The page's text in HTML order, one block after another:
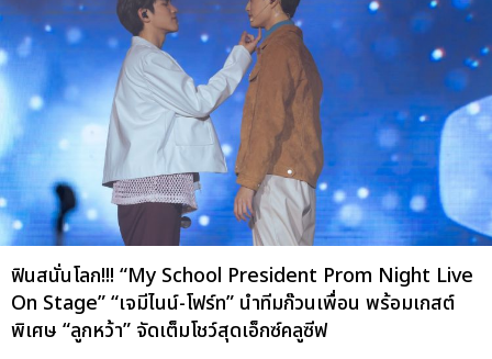
ฟินสนั่นโลก!!! “My School President Prom Night Live
On Stage” “เจมีไนน์-โฟร์ท” นำทีมก๊วนเพื่อน พร้อมเกสต์
พิเศษ “ลูกหว้า” จัดเต็มโชว์สุดเอ็กซ์คลูซีฟ